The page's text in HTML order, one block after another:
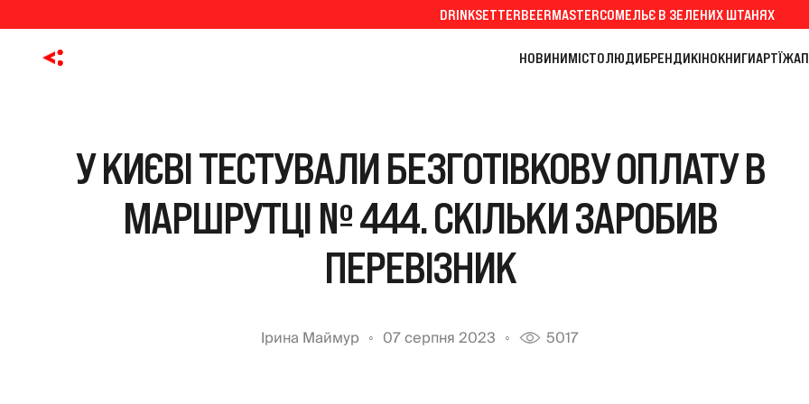
DRINKSETTERBEERMASTERСОМЕЛЬЄ В ЗЕЛЕНИХ ШТАНЯХ
НОВИНИМІСТОЛЮДИБРЕНДИКІНОКНИГИАРТЇЖА
У КИЄВІ ТЕСТУВАЛИ БЕЗГОТІВКОВУ ОПЛАТУ В
МАРШРУТЦІ № 444. СКІЛЬКИ ЗАРОБИВ
ПЕРЕВІЗНИК
Ірина Маймур 07 серпня 2023 5017